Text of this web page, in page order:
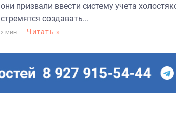
они призвали ввести систему учета
стремятся создавать...
2 МИН Читать »